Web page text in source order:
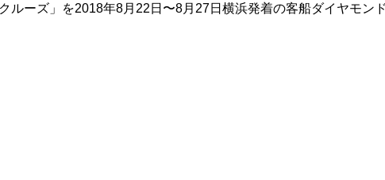
ルーズ」を2018年8月22日〜8月27日横浜発着の客船ダイヤモン